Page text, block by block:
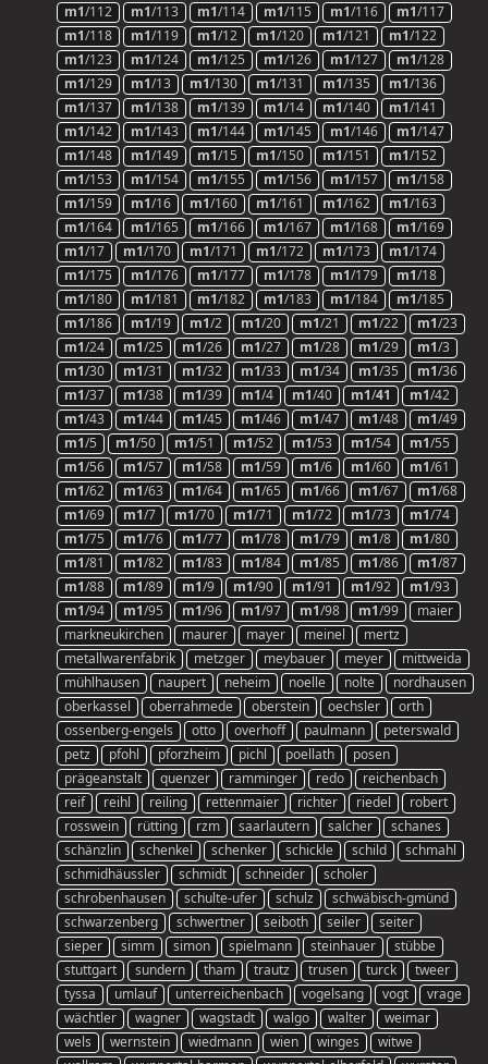
m1/112 m1/113 m1/114 m1/115 m1/116 m1/117
m1/118 m1/119 m1/12 m1/120 m1/121 m1/122
m1/123 m1/124 m1/125 m1/126 m1/127 m1/128
m1/129 m1/13 m1/130 m1/131 m1/135 m1/136
m1/137 m1/138 m1/139 m1/14 m1/140 m1/141
m1/142 m1/143 m1/144 m1/145 m1/146 m1/147
m1/148 m1/149 m1/15 m1/150 m1/151 m1/152
m1/153 m1/154 m1/155 m1/156 m1/157 m1/158
m1/159 m1/16 m1/160 m1/161 m1/162 m1/163
m1/164 m1/165 m1/166 m1/167 m1/168 m1/169
m1/17 m1/170 m1/171 m1/172 m1/173 m1/174
m1/175 m1/176 m1/177 m1/178 m1/179 m1/18
m1/180 m1/181 m1/182 m1/183 m1/184 m1/185
m1/186 m1/19 m1/2 m1/20 m1/21 m1/22 m1/23
m1/24 m1/25 m1/26 m1/27 m1/28 m1/29 m1/3
m1/30 m1/31 m1/32 m1/33 m1/34 m1/35 m1/36
m1/37 m1/38 m1/39 m1/4 m1/40 m1/41 m1/42
m1/43 m1/44 m1/45 m1/46 m1/47 m1/48 m1/49
m1/5 m1/50 m1/51 m1/52 m1/53 m1/54 m1/55
m1/56 m1/57 m1/58 m1/59 m1/6 m1/60 m1/61
m1/62 m1/63 m1/64 m1/65 m1/66 m1/67 m1/68
m1/69 m1/7 m1/70 m1/71 m1/72 m1/73 m1/74
m1/75 m1/76 m1/77 m1/78 m1/79 m1/8 m1/80
m1/81 m1/82 m1/83 m1/84 m1/85 m1/86 m1/87
m1/88 m1/89 m1/9 m1/90 m1/91 m1/92 m1/93
m1/94 m1/95 m1/96 m1/97 m1/98 m1/99
maier
markneukirchen
maurer mayer meinel
mertz
metallwarenfabrik
metzger meybauer meyer
mittweida
mühlhausen
naupert neheim noelle nolte
nordhausen
oberkassel
oberrahmede oberstein oechsler
orth
ossenberg-engels
otto overhoff paulmann
peterswald
petz
pfohl pforzheim pichl poellath
posen
prägeanstalt
quenzer ramminger redo
reichenbach
reif
reihl reiling rettenmaier richter riedel
robert
rosswein
rütting rzm saarlautern salcher
schanes
schänzlin
schenkel schenker schickle schild
schmahl
schmidhäussler
schmidt schneider
scholer
schrobenhausen
schulte-ufer schulz
schwäbisch-gmünd
schwarzenberg
schwertner seiboth seiler
seiter
sieper
simm simon spielmann steinhauer
stübbe
stuttgart
sundern tham trautz trusen turck
tweer
tyssa
umlauf unterreichenbach vogelsang vogt
vrage
wächtler
wagner wagstadt walgo walter
weimar
wels
wernstein wiedmann wien winges
witwe